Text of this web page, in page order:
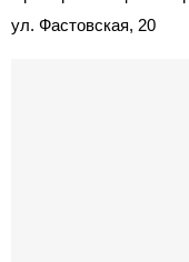
ул. Фастовская, 20